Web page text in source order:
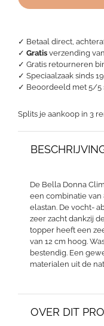
✓ Betaal direct,
✓ Gratis verzending
✓ Gratis retourneren
✓ Speciaalzaak sinds
✓ Beoordeeld met 5/5
Splits je aankoop in 3
De Bella Donna
een combinatie van
elastan. De vocht-
zeer zacht dankzij
topper heeft een
van 12 cm hoog.
bestendig. Een
materialen uit de
OVER DIT